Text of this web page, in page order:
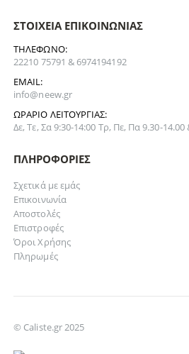
ΣΤΟΙΧΕΊΑ ΕΠΙΚΟΙΝΩΝΊΑΣ
ΤΗΛΈΦΩΝΟ:
22210 75791 & 6974194192
EMAIL:
info@neew.gr
ΩΡΆΡΙΟ ΛΕΙΤΟΥΡΓΊΑΣ:
Δε, Τε, Σα 9:30-14:00 Τρ, Πε, Πα 9.30-14.00
ΠΛΗΡΟΦΟΡΊΕΣ
Σχετικά με εμάς
Επικοινωνία
Αποστολές
Επιστροφές
Όροι Χρήσης
Πληρωμές
© Caliste.gr 2025